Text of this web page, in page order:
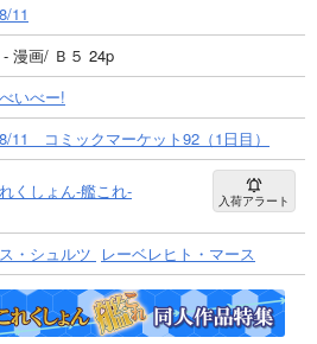
11
漫画/ Ｂ５ 24p
いべー!
11 コミックマーケット92（1日目）
くしょん-艦これ- 入荷アラート
・シュルツ レーベレヒト・マース